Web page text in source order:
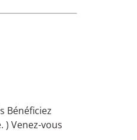
Bénéficiez
Venez-vous